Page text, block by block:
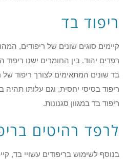
ריפוד בד
קיימים סוגים שונים של ריפודים,
רפדים יהוד. בין החומרים ישנו ריפוד
בד שונים המתאימים לצורך ריפוד של
ריפוד בסיסי יחסית, וגם עלותו
ריפוד בד במגוון סגנונות.
לרפד רהיטים
בנוסף לשימוש בריפודים עשויי בד,